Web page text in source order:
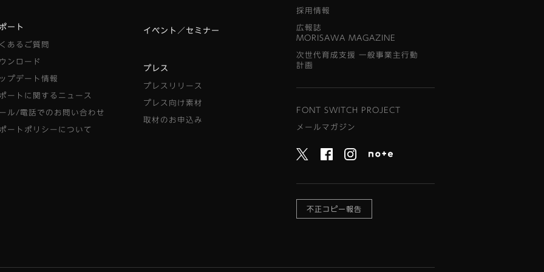
ート
あるご質問
ンロード
プデート情報
ートに関するニュース
ル/電話でのお問い合わせ
ートポリシーについて
イベント／セミナー
プレス
プレスリリース
プレス向け素材
取材のお申込み
採用情報
広報誌
MORISAWA MAGAZINE
次世代育成支援 一般事業主行動
計画
FONT SWITCH PROJECT
メールマガジン
不正コピー報告